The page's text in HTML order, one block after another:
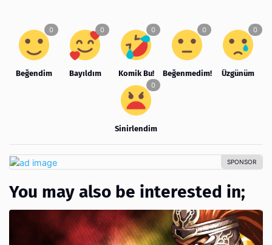
Beğendim Bayıldım Komik Bu! Beğenmedim! Üzgünüm
Sinirlendim
You may also be interested in;